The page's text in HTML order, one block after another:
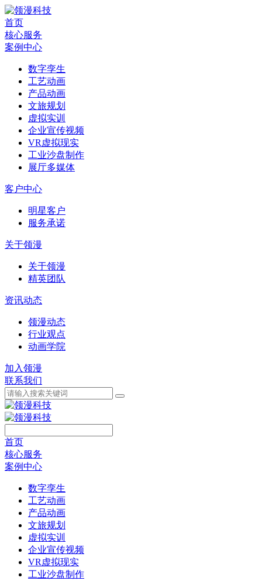
首页
核心服务
案例中心
数字孪生
工艺动画
产品动画
文旅规划
虚拟实训
企业宣传视频
VR虚拟现实
工业沙盘制作
展厅多媒体
客户中心
明星客户
服务承诺
关于领漫
关于领漫
精英团队
资讯动态
领漫动态
行业观点
动画学院
加入领漫
联系我们
首页
核心服务
案例中心
数字孪生
工艺动画
产品动画
文旅规划
虚拟实训
企业宣传视频
VR虚拟现实
工业沙盘制作